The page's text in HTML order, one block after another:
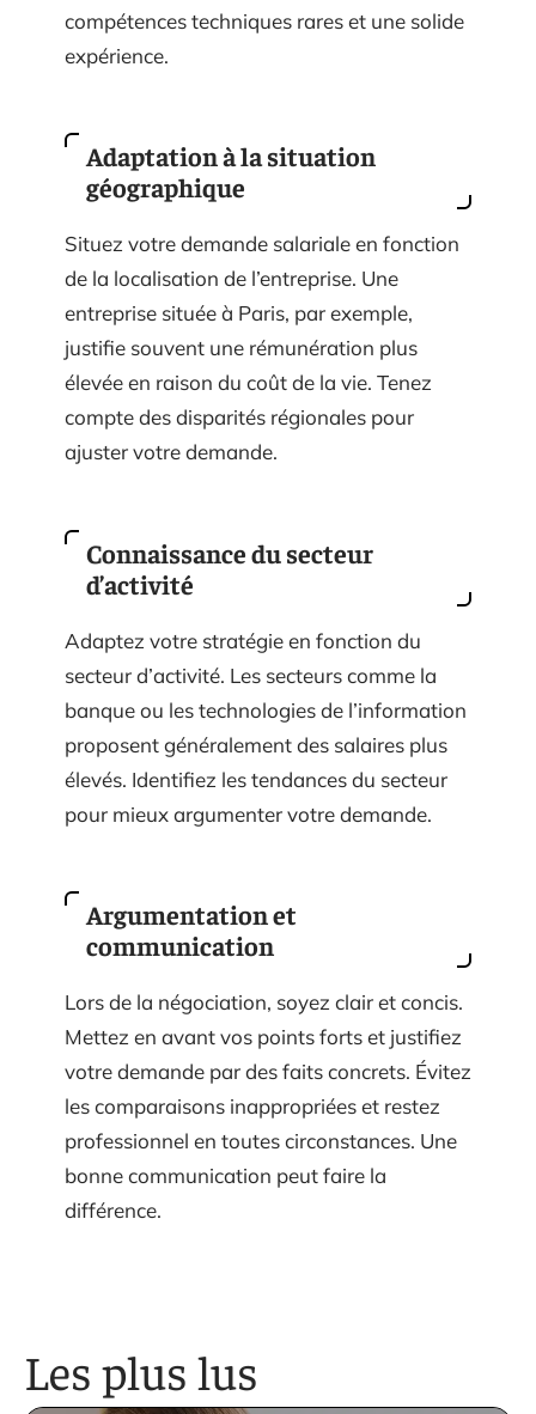
compétences techniques rares et une solide
expérience.
Adaptation à la situation
géographique
Situez votre demande salariale en fonction
de la localisation de l’entreprise. Une
entreprise située à Paris, par exemple,
justifie souvent une rémunération plus
élevée en raison du coût de la vie. Tenez
compte des disparités régionales pour
ajuster votre demande.
Connaissance du secteur
d’activité
Adaptez votre stratégie en fonction du
secteur d’activité. Les secteurs comme la
banque ou les technologies de l’information
proposent généralement des salaires plus
élevés. Identifiez les tendances du secteur
pour mieux argumenter votre demande.
Argumentation et
communication
Lors de la négociation, soyez clair et concis.
Mettez en avant vos points forts et justifiez
votre demande par des faits concrets. Évitez
les comparaisons inappropriées et restez
professionnel en toutes circonstances. Une
bonne communication peut faire la
différence.
Les plus lus